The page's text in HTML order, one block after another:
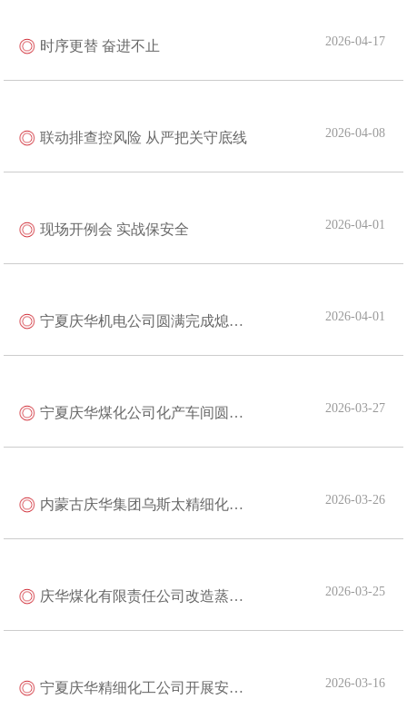
时序更替 奋进不止 2026-04-17
联动排查控风险 从严把关守底线 2026-04-08
现场开例会 实战保安全 2026-04-01
宁夏庆华机电公司圆满完成熄焦塔防尘网与粗苯罐制作吊装工程两项重点工程任务 2026-04-01
宁夏庆华煤化公司化产车间圆满完成粗苯冷凝冷却器制冷水回阀门更换 2026-03-27
内蒙古庆华集团乌斯太精细化工有限公司全面推行安全联保互保管理制度 2026-03-26
庆华煤化有限责任公司改造蒸氨冷却器保障生化系统稳定运行 2026-03-25
宁夏庆华精细化工公司开展安全隐患专项排查整治行动 2026-03-16